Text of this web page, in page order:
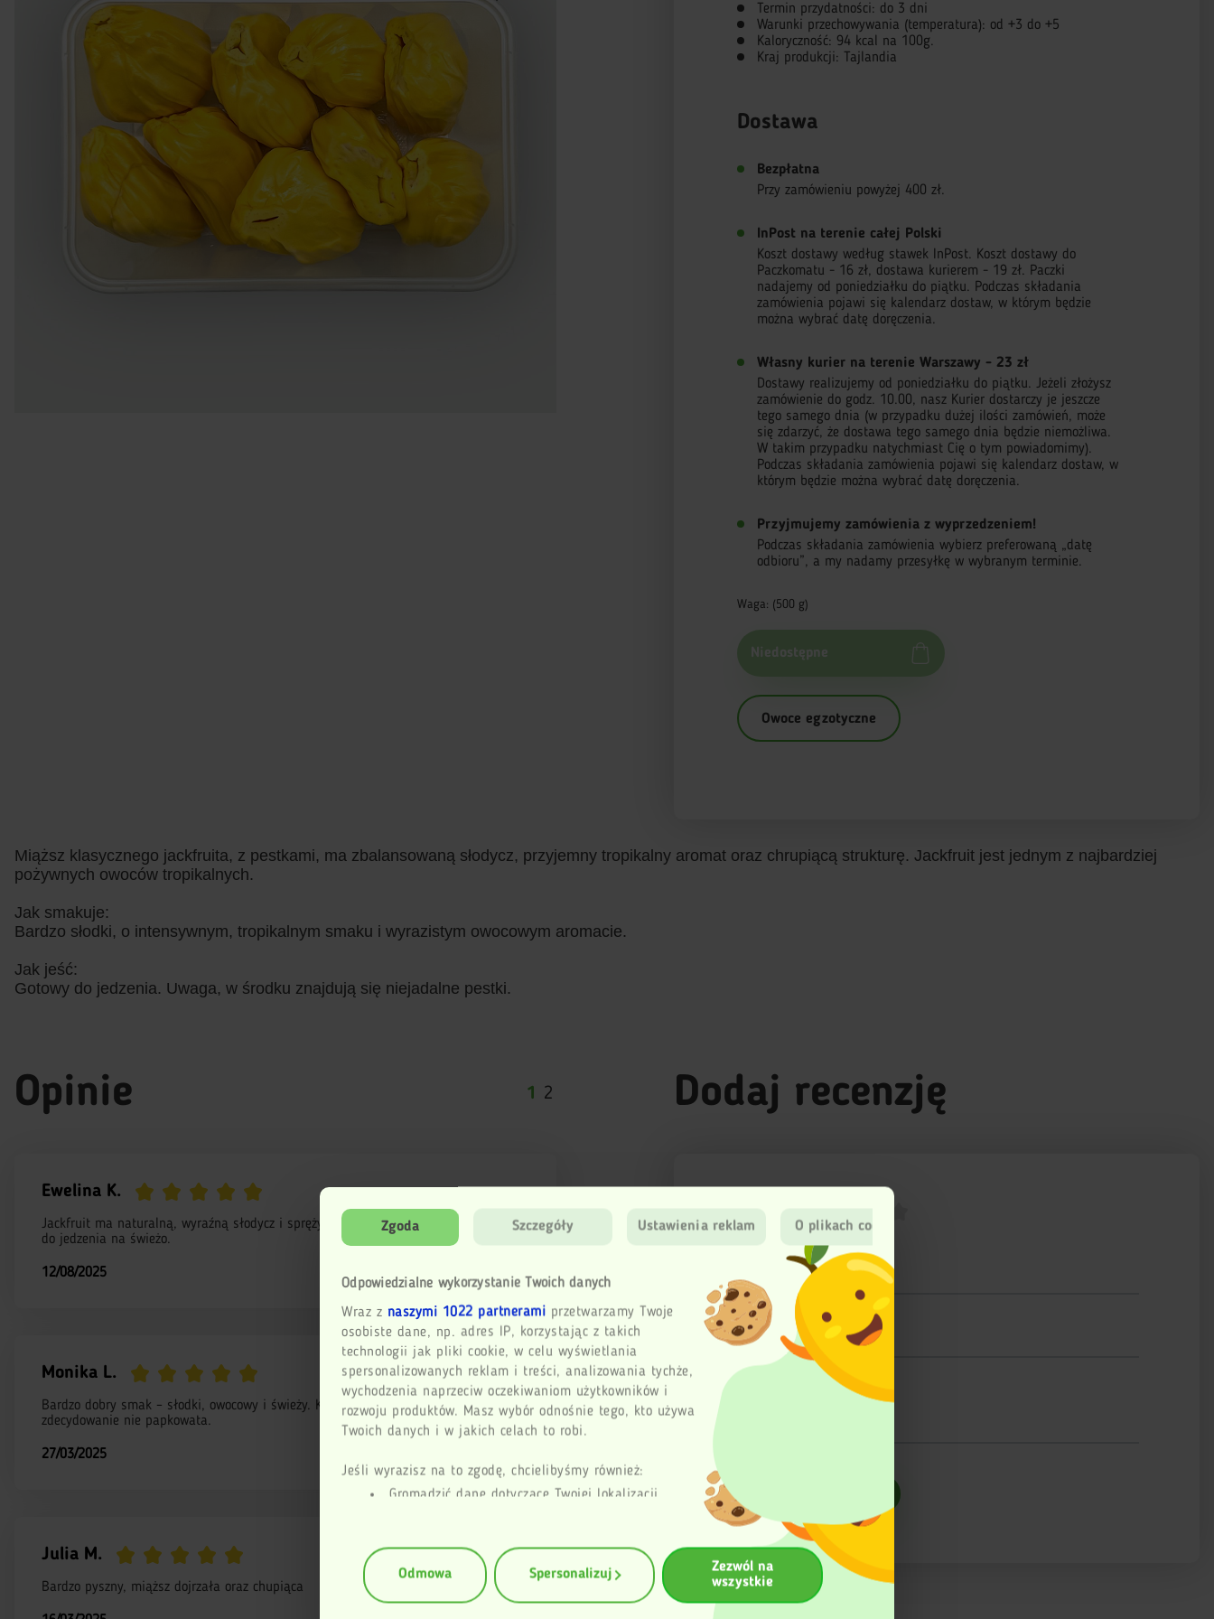
Zgoda Szczegóły Ustawienia reklam O plikach cookies
Odpowiedzialne wykorzystanie Twoich danych
Wraz z naszymi 1022 partnerami przetwarzamy Twoje
osobiste dane, np. adres IP, korzystając z takich
technologii jak pliki cookie, w celu wyświetlania
spersonalizowanych reklam i treści, analizowania tychże,
wychodzenia naprzeciw oczekiwaniom użytkowników i
rozwoju produktów. Masz wybór odnośnie tego, kto używa
Twoich danych i w jakich celach to robi.
Jeśli wyrazisz na to zgodę, chcielibyśmy również:
Gromadzić dane dotyczące Twojej lokalizacji
analizując charakteryzującego je zbiory danych
(fingerprinting, czyli wirtualny odcisk palca)
Dowiedz się więcej odnośnie tego, jak Twoje osobiste
Odmowa Spersonalizuj
Zezwól na
wszystkie
Termin przydatności: do 3 dni
Warunki przechowywania (temperatura): od +3 do +5
Kaloryczność: 94 kcal na 100g.
Kraj produkcji: Tajlandia
Dostawa
Bezpłatna
Przy zamówieniu powyżej 400 zł.
InPost na terenie całej Polski
Koszt dostawy według stawek InPost. Koszt dostawy do
Paczkomatu - 16 zł, dostawa kurierem - 19 zł. Paczki
nadajemy od poniedziałku do piątku. Podczas składania
zamówienia pojawi się kalendarz dostaw, w którym będzie
można wybrać datę doręczenia.
Własny kurier na terenie Warszawy - 23 zł
Dostawy realizujemy od poniedziałku do piątku. Jeżeli złożysz
zamówienie do godz. 10.00, nasz Kurier dostarczy je jeszcze
tego samego dnia (w przypadku dużej ilości zamówień, może
się zdarzyć, że dostawa tego samego dnia będzie niemożliwa.
W takim przypadku natychmiast Cię o tym powiadomimy).
Podczas składania zamówienia pojawi się kalendarz dostaw, w
którym będzie można wybrać datę doręczenia.
Przyjmujemy zamówienia z wyprzedzeniem!
Podczas składania zamówienia wybierz preferowaną „datę
odbioru”, a my nadamy przesyłkę w wybranym terminie.
Waga: (500 g)
Niedostępne
Owoce egzotyczne
Miąższ klasycznego jackfruita, z pestkami, ma zbalansowaną słodycz, przyjemny tropikalny aromat oraz chrupiącą strukturę. Jackfruit jest jednym z najbardziej
pożywnych owoców tropikalnych.
Jak smakuje:
Bardzo słodki, o intensywnym, tropikalnym smaku i wyrazistym owocowym aromacie.
Jak jeść:
Gotowy do jedzenia. Uwaga, w środku znajdują się niejadalne pestki.
Opinie 1 2
Ewelina K.
Jackfruit ma naturalną, wyraźną słodycz i sprężystą konsystencję. Bardzo przyjemny
do jedzenia na świeżo.
12/08/2025
Monika L.
Bardzo dobry smak – słodki, owocowy i świeży. Konsystencja sprężysta,
zdecydowanie nie papkowata.
27/03/2025
Julia M.
Bardzo pyszny, miąższ dojrzała oraz chupiąca
Dodaj recenzję
Email
Twoja opinia